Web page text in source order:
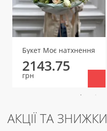
Букет Моє натхнення
2143.75
грн
АКЦІЇ ТА ЗНИЖКИ